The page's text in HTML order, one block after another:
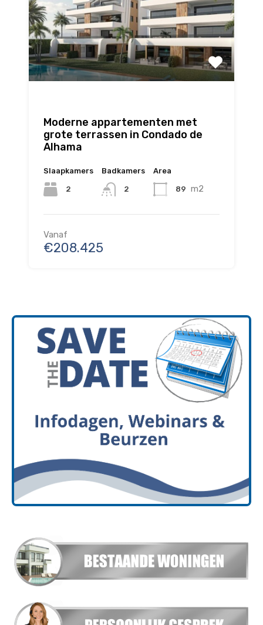
Moderne appartementen met
grote terrassen in Condado de
Alhama
Slaapkamers
2
Badkamers
2
Area
89 m2
Vanaf
€208.425